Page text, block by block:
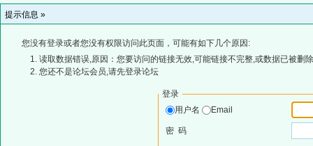
提示信息 »
您没有登录或者您没有权限访问此页面，可能有如下几个原因:
读取数据错误,原因：您要访问的链接无效,可能链接不完整,或数据已被删
您还不是论坛会员,请先登录论坛
登录
用户名
Email
密 码